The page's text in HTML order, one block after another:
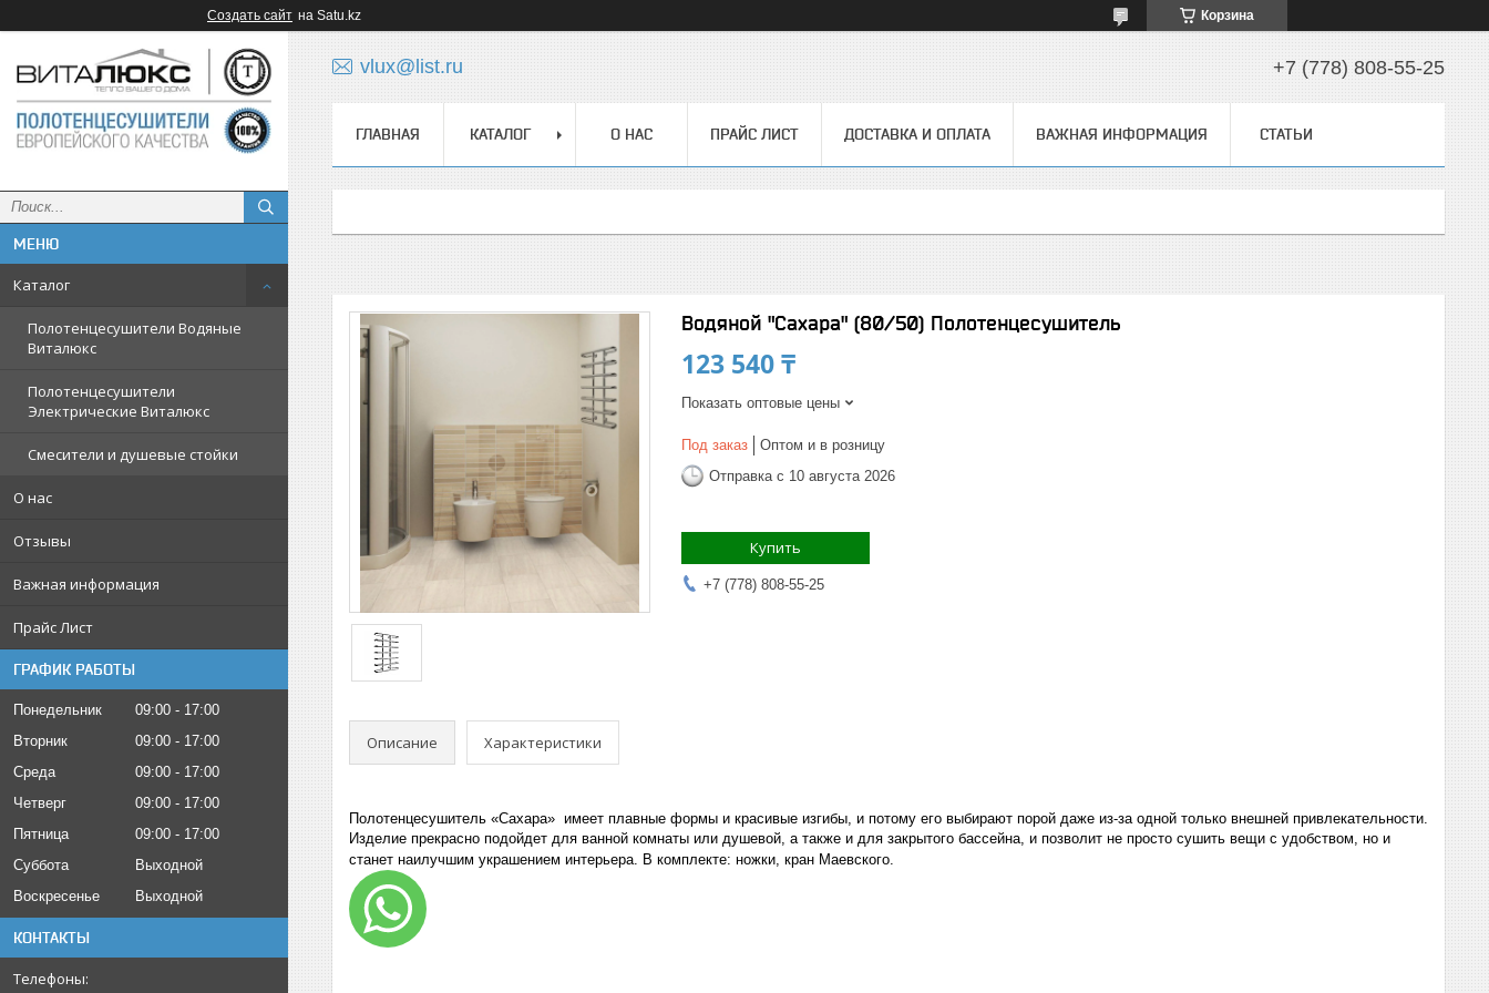
Создать сайт на Satu.kz Корзина
Каталог
Полотенцесушители Водяные
Виталюкс
Полотенцесушители
Электрические Виталюкс
Смесители и душевые стойки
О нас
Отзывы
Важная информация
Прайс Лист
ГРАФИК РАБОТЫ
Понедельник 09:00
17:00
Вторник
09:00
17:00
Среда
09:00
17:00
Четверг
09:00
17:00
Пятница
09:00
17:00
Суббота
Выходной
Воскресенье
Выходной
КОНТАКТЫ
vlux@list.ru +7 (778) 808-55-25
ГЛАВНАЯ КАТАЛОГ О НАС ПРАЙС ЛИСТ ДОСТАВКА И ОПЛАТА ВАЖНАЯ ИНФОРМАЦИЯ СТАТЬИ
Водяной "Сахара" (80/50) Полотенцесушитель
123 540 ₸
Показать оптовые цены
Под заказ
Оптом и в розницу
Отправка с 10 августа 2026
Купить
+7 (778) 808-55-25
Описание Характеристики
Полотенцесушитель «Сахара» имеет плавные формы и красивые изгибы, и потому его выбирают порой даже из-за одной только внешней привлекательности.
Изделие прекрасно подойдет для ванной комнаты или душевой, а также и для закрытого бассейна, и позволит не просто сушить вещи с удобством, но и
станет наилучшим украшением интерьера. В комплекте: ножки, кран Маевского.